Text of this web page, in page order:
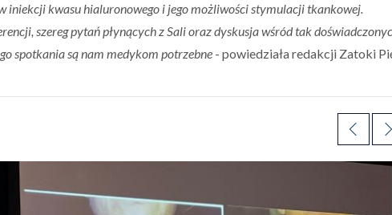
iniekcji kwasu hialuronowego i jego możliwości stymulacji tkankowej.
szereg pytań płynących z Sali oraz dyskusja wśród tak
spotkania są nam medykom potrzebne - powiedziała redakcji Zatoki